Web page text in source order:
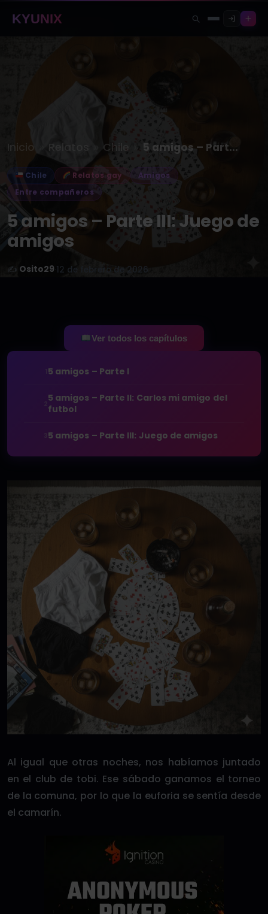
KYUNIX
Inicio Relatos Chile 5 amigos – Parte III: Juego…
Chile Relatos gay
Amigos
Entre compañeros
5 amigos – Parte III: Juego de
amigos
✍️ Osito29 12 de febrero de 2026
Ver todos los capítulos
5 amigos – Parte I
5 amigos – Parte II: Carlos mi amigo del
futbol
5 amigos – Parte III: Juego de amigos
Al igual que otras noches, nos habíamos juntado
en el club de tobi. Ese sábado ganamos el torneo
de la comuna, por lo que la euforia se sentía desde
el camarín.